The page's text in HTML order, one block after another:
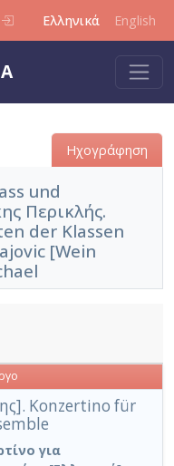
Ελληνικά English
Ηχογράφηση
und
Περικλής.
der Klassen
[Wein
Konzertino für
για